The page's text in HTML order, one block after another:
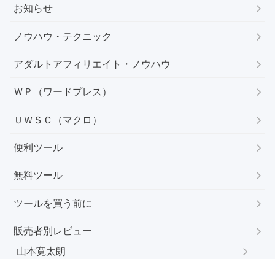
お知らせ
ノウハウ・テクニック
アダルトアフィリエイト・ノウハウ
ＷＰ（ワードプレス）
ＵＷＳＣ（マクロ）
便利ツール
無料ツール
ツールを買う前に
販売者別レビュー
山本寛太朗